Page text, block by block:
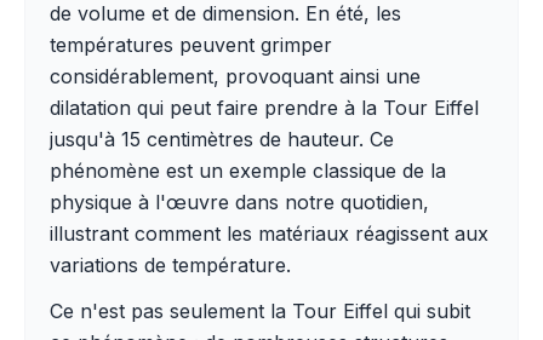
de volume et de dimension. En été, les
températures peuvent grimper
considérablement, provoquant ainsi une
dilatation qui peut faire prendre à la Tour Eiffel
jusqu'à 15 centimètres de hauteur. Ce
phénomène est un exemple classique de la
physique à l'œuvre dans notre quotidien,
illustrant comment les matériaux réagissent aux
variations de température.
Ce n'est pas seulement la Tour Eiffel qui subit